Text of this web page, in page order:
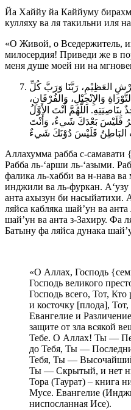
Йа Хаййу йа Каййуму
кулляху ва ля такильни иля
«О Живой, о Вседержитель,
милосердия! Приведи же в
меня душе моей ни на
العَظِيْمِ، رَبَّنَا وَرَبَّ كُلِّ
وَالإِنْجِيْلِ، وَالفُرْقَانِ،
اللَّهُمَّ أَنْتَ الأَوَّلُ
فَلَيْسَ بَعْدَكَ شَيءٌ، وَأَنْتَ
Аллахумма рабба с-самавати
Рабба ль-‘арши ль-‘азыми.
фалика ль-хабби ва н-нава ва
инджили ва ль-фуркан.
анта ахызун би насыйатихи.
ляйса кабляка шай’ун ва
шай’ун ва анта з-Захиру. Фа
Батыну фа ляйса дунака
«О Аллах, Господь
Господь великого
Господь всего, Тот,
и косточку [плода],
Евангелие и
защите от зла всякой
Тебе. О Аллах! Ты —
до Тебя, Ты —
Тебя, Ты —
Ты — Скрытый, и нет
Тора (Таурат) – книга
Мусе. Евангелие
ниспосланная Исе).